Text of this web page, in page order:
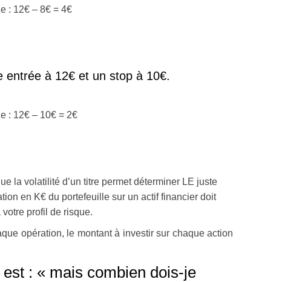
: 12€ – 8€ = 4€
entrée à 12€ et un stop à 10€.
: 12€ – 10€ = 2€
la volatilité d’un titre permet déterminer LE juste
en K€ du portefeuille sur un actif financier doit
profil de risque.
opération, le montant à investir sur chaque action
: « mais combien dois-je